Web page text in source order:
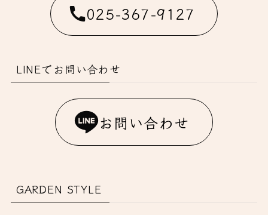
025-367-9127
LINEでお問い合わせ
お問い合わせ
GARDEN STYLE